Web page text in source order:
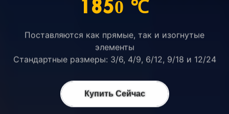
1850 ℃
Поставляются как прямые, так и изогнутые
элементы
Стандартные размеры: 3/6, 4/9, 6/12, 9/18 и 12/24
Купить Сейчас